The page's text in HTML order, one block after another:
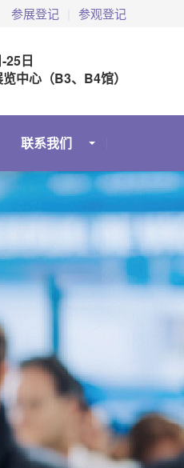
参展登记 参观登记
25日
中心（B3、B4馆）
联系我们